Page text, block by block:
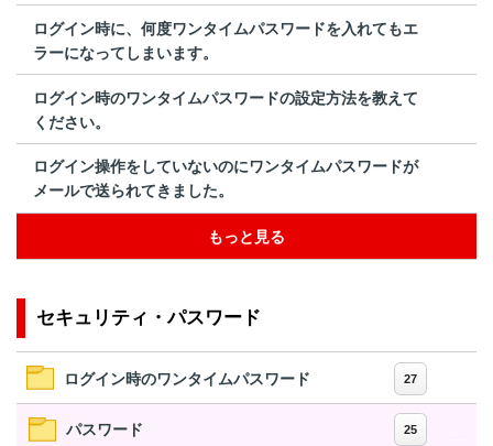
ログイン時に、何度ワンタイムパスワードを入れてもエ
ラーになってしまいます。
ログイン時のワンタイムパスワードの設定方法を教えて
ください。
ログイン操作をしていないのにワンタイムパスワードが
メールで送られてきました。
もっと見る
セキュリティ・パスワード
ログイン時のワンタイムパスワード 27
パスワード 25